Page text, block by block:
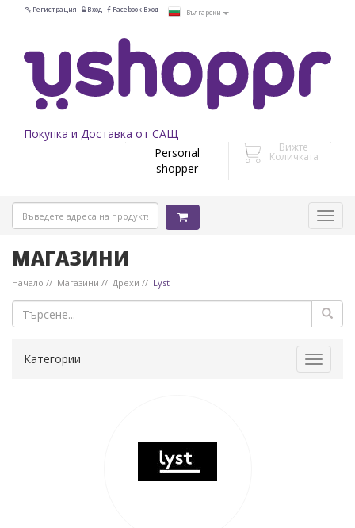
Регистрация Вход Facebook Вход Български
Покупка и Доставка от САЩ
Personal
shopper
Вижте
Количката
МАГАЗИНИ
Начало Магазини Дрехи Lyst
Toggle
Категории